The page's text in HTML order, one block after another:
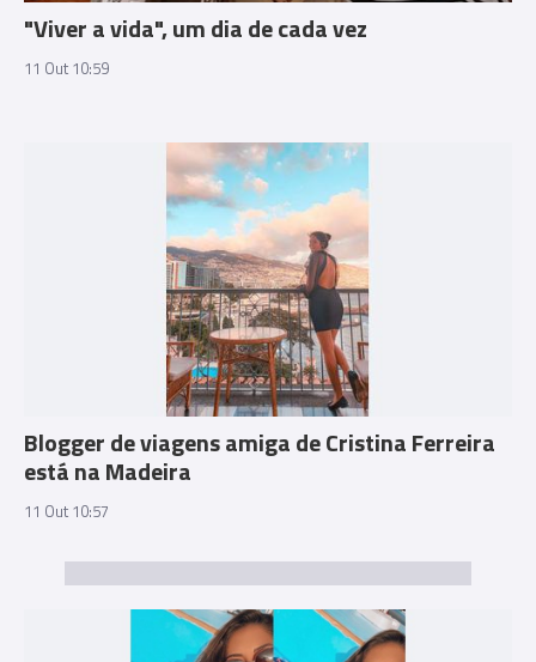
"Viver a vida", um dia de cada vez
11 Out 10:59
Blogger de viagens amiga de Cristina Ferreira
está na Madeira
11 Out 10:57